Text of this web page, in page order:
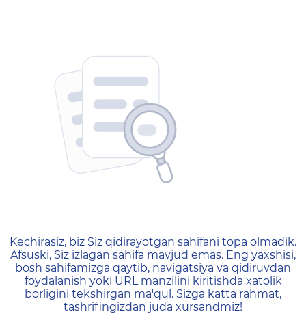
404 — Страница не
Kechirasiz, biz Siz qidirayotgan sahifani topa olmadik.
Afsuski, Siz izlagan sahifa mavjud emas. Eng yaxshisi,
bosh sahifamizga qaytib, navigatsiya va qidiruvdan
foydalanish yoki URL manzilini kiritishda xatolik
borligini tekshirgan ma'qul. Sizga katta rahmat,
tashrifingizdan juda xursandmiz!